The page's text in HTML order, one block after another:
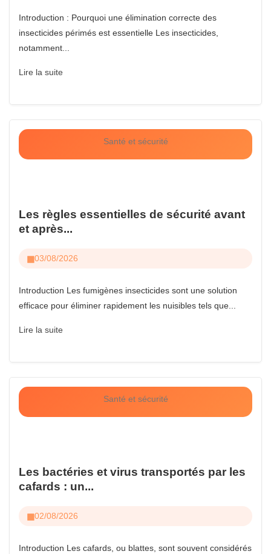
Introduction : Pourquoi une élimination correcte des
insecticides périmés est essentielle Les insecticides,
notamment...
Lire la suite
Santé et sécurité
Les règles essentielles de sécurité avant
et après...
03/08/2026
Introduction Les fumigènes insecticides sont une solution
efficace pour éliminer rapidement les nuisibles tels que...
Lire la suite
Santé et sécurité
Les bactéries et virus transportés par les
cafards : un...
02/08/2026
Introduction Les cafards, ou blattes, sont souvent considérés